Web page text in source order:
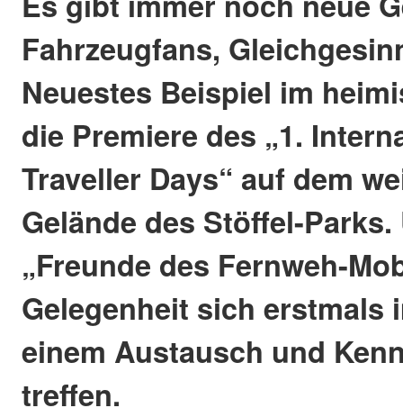
Fahrzeugfans,
Neuestes Beispiel im
die Premiere des „1.
Traveller Days“ auf dem
Gelände des Stöffel-Parks.
„Freunde des Fernweh-
Gelegenheit sich erstmals
einem Austausch und
treffen.